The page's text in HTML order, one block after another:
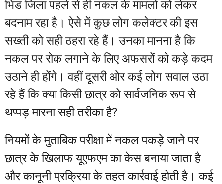
भिंड जिला पहले से ही नकल के मामलों को लेकर
बदनाम रहा है। ऐसे में कुछ लोग कलेक्टर की इस
सख्ती को सही ठहरा रहे हैं। उनका मानना है कि
नकल पर रोक लगाने के लिए अफसरों को कड़े कदम
उठाने ही होंगे। वहीं दूसरी ओर कई लोग सवाल उठा
रहे हैं कि क्या किसी छात्र को सार्वजनिक रूप से
थप्पड़ मारना सही तरीका है?
नियमों के मुताबिक परीक्षा में नकल पकड़े जाने पर
छात्र के खिलाफ यूएफएम का केस बनाया जाता है
और कानूनी प्रक्रिया के तहत कार्रवाई होती है। कई